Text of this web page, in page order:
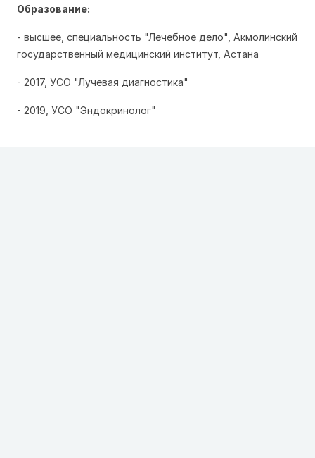
Образование:
- высшее, специальность "Лечебное дело", Акмолинский
государственный медицинский институт, Астана
- 2017, УСО "Лучевая диагностика"
- 2019, УСО "Эндокринолог"